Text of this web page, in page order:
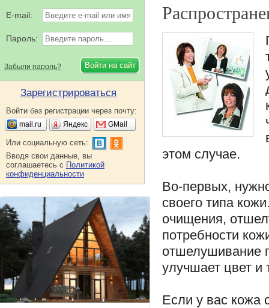
этом случае.
Во-первых,
своего типа
очищения,
потребности
отшелушивание
улучшает цвет и
Если у вас кожа
E-mail:
Пароль:
Забыли пароль?
Зарегистрироваться
Войти без регистрации через почту:
mail.ru Яндекс GMail
Или социальную сеть:
Вводя свои данные, вы
соглашаетесь с Политикой
конфиденциальности